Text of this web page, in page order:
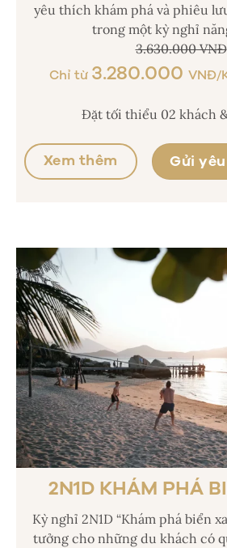
yêu thích khám phá và phiêu
trong một kỳ nghỉ
3.630.000 VNĐ
Chỉ từ 3.280.000 VNĐ/
Đặt tối thiểu 02 khách
Xem thêm Gửi
2N1D KHÁM PHÁ
Kỳ nghỉ 2N1D “Khám phá biển
tưởng cho những du khách có